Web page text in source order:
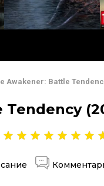
Awakener: Battle